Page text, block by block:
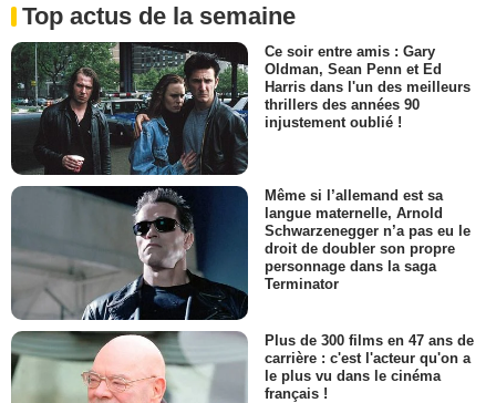
Top actus de la semaine
Ce soir entre amis : Gary
Oldman, Sean Penn et Ed
Harris dans l'un des meilleurs
thrillers des années 90
injustement oublié !
Même si l’allemand est sa
langue maternelle, Arnold
Schwarzenegger n’a pas eu le
droit de doubler son propre
personnage dans la saga
Terminator
Plus de 300 films en 47 ans de
carrière : c'est l'acteur qu'on a
le plus vu dans le cinéma
français !